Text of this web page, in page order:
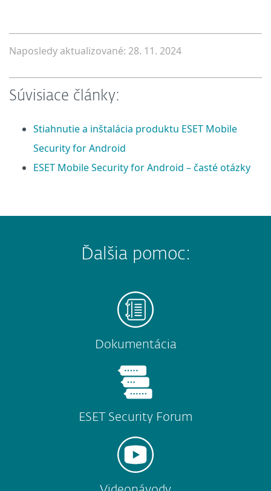
Naposledy aktualizované: 28. 11. 2024
Súvisiace články:
Stiahnutie a inštalácia produktu ESET Mobile
Security for Android
ESET Mobile Security for Android – časté otázky
Ďalšia pomoc:
Dokumentácia
ESET Security Forum